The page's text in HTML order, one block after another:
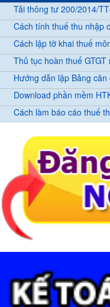
Tải thông tư 200/2014/
Cách tính thuế thu nhập
Cách lập tờ khai thuế
Thủ tục hoàn thuế GTGT
Hướng dẫn lập Bảng
Download phần mềm
Cách làm báo cáo thuế